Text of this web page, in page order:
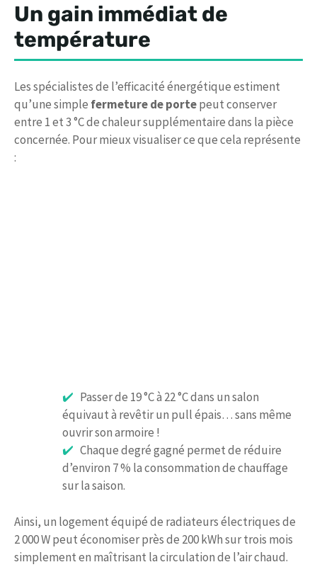
Un gain immédiat de
température
Les spécialistes de l’efficacité énergétique estiment
qu’une simple fermeture de portepeut conserver
entre 1 et 3 °C de chaleur supplémentaire dans la pièce
concernée. Pour mieux visualiser ce que cela représente
:
Passer de 19 °C à 22 °C dans un salon
équivaut à revêtir un pull épais… sans même
ouvrir son armoire !
Chaque degré gagné permet de réduire
d’environ 7 % la consommation de chauffage
sur la saison.
Ainsi, un logement équipé de radiateurs électriques de
2 000 W peut économiser près de 200 kWh sur trois mois
simplement en maîtrisant la circulation de l’air chaud.